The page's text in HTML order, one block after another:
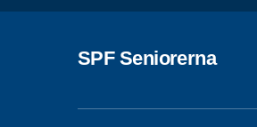
SPF Seniorerna